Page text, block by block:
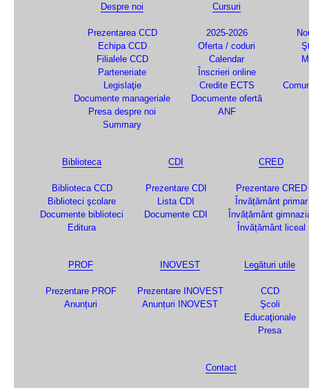
Despre noi
Prezentarea CCD
Echipa CCD
Filialele CCD
Parteneriate
Legislaţie
Documente manageriale
Presa despre noi
Summary
Cursuri
2025-2026
Oferta / coduri
Calendar
Înscrieri online
Credite ECTS
Documente ofertă
ANF
Biblioteca
Biblioteca CCD
Biblioteci şcolare
Documente biblioteci
Editura
CDI
Prezentare CDI
Lista CDI
Documente CDI
CRED
Prezentare CRED
Învățământ primar
Învățământ
Învățământ liceal
PROF
Prezentare PROF
Anunțuri
INOVEST
Prezentare INOVEST
Anunțuri INOVEST
Legături utile
CCD
Şcoli
Educaţionale
Presa
Contact